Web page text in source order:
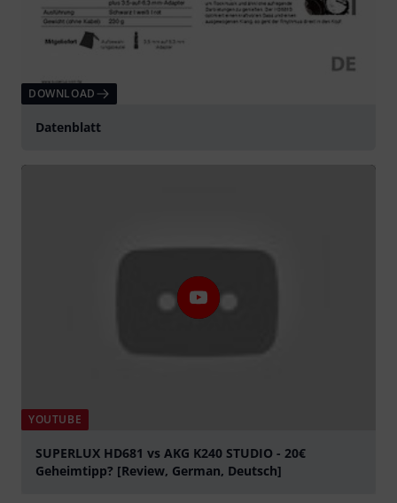
DOWNLOAD
Datenblatt
YOUTUBE
SUPERLUX HD681 vs AKG K240 STUDIO - 20€
Geheimtipp? [Review, German, Deutsch]